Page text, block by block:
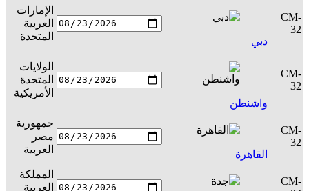
CM-
32
دبي
الإمارات
العربية
المتحدة
CM-
32
واشنطن
الولايات
المتحدة
الأمريكية
CM-
32
القاهرة
جمهورية
مصر
العربية
CM-
المملكة
العربية